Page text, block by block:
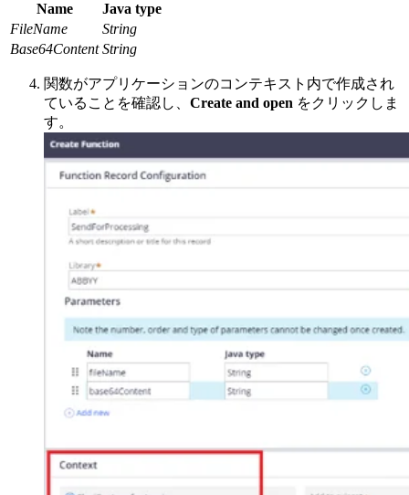
Name
Java type
FileName
String
Base64Content String
関数がアプリケーションのコンテキスト内で作成され
ていることを確認し、 Create and open をクリックしま
す。